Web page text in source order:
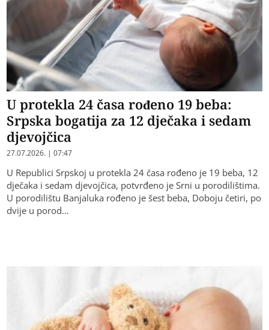
U protekla 24 časa rođeno 19 beba:
Srpska bogatija za 12 dječaka i sedam
djevojčica
27.07.2026. | 07:47
U Republici Srpskoj u protekla 24 časa rođeno je 19 beba, 12
dječaka i sedam djevojčica, potvrđeno je Srni u porodilištima.
U porodilištu Banjaluka rođeno je šest beba, Doboju četiri, po
dvije u porod…